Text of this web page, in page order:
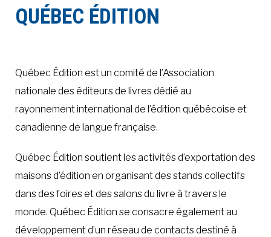
À PROPOS DEVENIR MEMBRE NOUS JOINDRE
QUÉBEC ÉDITION
Québec Édition est un comité de l’Association
nationale des éditeurs de livres dédié au
rayonnement international de l’édition québécoise et
canadienne de langue française.
Québec Édition soutient les activités d’exportation des
maisons d’édition en organisant des stands collectifs
dans des foires et des salons du livre à travers le
monde. Québec Édition se consacre également au
développement d’un réseau de contacts destiné à